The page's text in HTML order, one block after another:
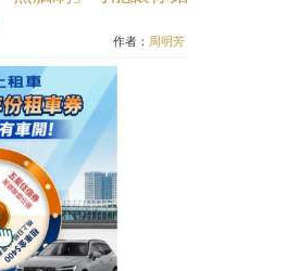
作者： 周明芳